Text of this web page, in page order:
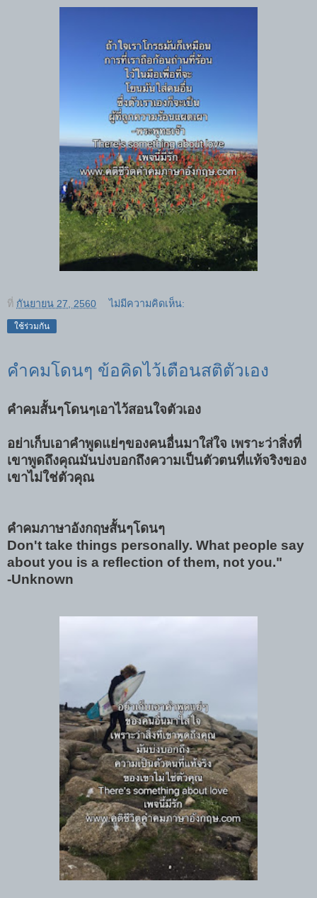
ที่ กันยายน 27, 2560 ไม่มีความคิดเห็น:
ใช้ร่วมกัน
คำคมโดนๆ ข้อคิดไว้เตือนสติตัวเอง
คำคมสั้นๆโดนๆเอาไว้สอนใจตัวเอง
อย่าเก็บเอาคำพูดแย่ๆของคนอื่นมาใส่ใจ เพราะว่าสิ่งที่
เขาพูดถึงคุณมันบ่งบอกถึงความเป็นตัวตนที่แท้จริงของ
เขาไม่ใช่ตัวคุณ
คำคมภาษาอังกฤษสั้นๆโดนๆ
Don't take things personally. What people say
about you is a reflection of them, not you."
-Unknown